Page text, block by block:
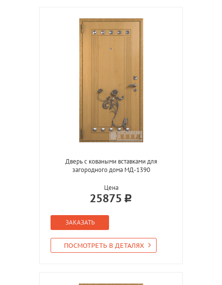
Дверь с коваными вставками для
загородного дома МД-1390
Цена
25875
ЗАКАЗАТЬ
ПОСМОТРЕТЬ В ДЕТАЛЯХ